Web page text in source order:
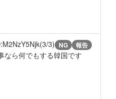
3) NG 報告
なら何でもする韓国です